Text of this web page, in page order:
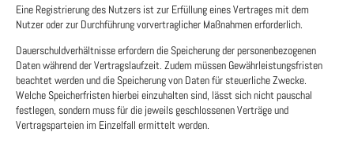
Eine Registrierung des Nutzers ist zur Erfüllung eines Vertrages mit dem
Nutzer oder zur Durchführung vorvertraglicher Maßnahmen erforderlich.
Dauerschuldverhältnisse erfordern die Speicherung der personenbezogenen
Daten während der Vertragslaufzeit. Zudem müssen Gewährleistungsfristen
beachtet werden und die Speicherung von Daten für steuerliche Zwecke.
Welche Speicherfristen hierbei einzuhalten sind, lässt sich nicht pauschal
festlegen, sondern muss für die jeweils geschlossenen Verträge und
Vertragsparteien im Einzelfall ermittelt werden.